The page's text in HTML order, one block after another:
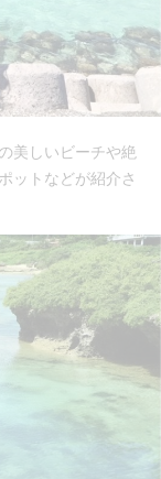
美しいビーチや絶
ットなどが紹介さ